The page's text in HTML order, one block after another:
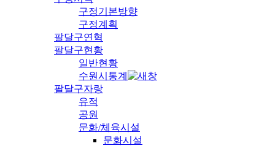
구정기본방향
구정계획
팔달구연혁
팔달구현황
일반현황
수원시통계
팔달구자랑
유적
공원
문화/체육시설
문화시설